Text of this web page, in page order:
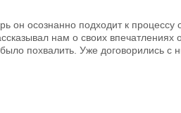
он осознанно подходит к процессу
нам о своих впечатлениях
похвалить. Уже договорились с